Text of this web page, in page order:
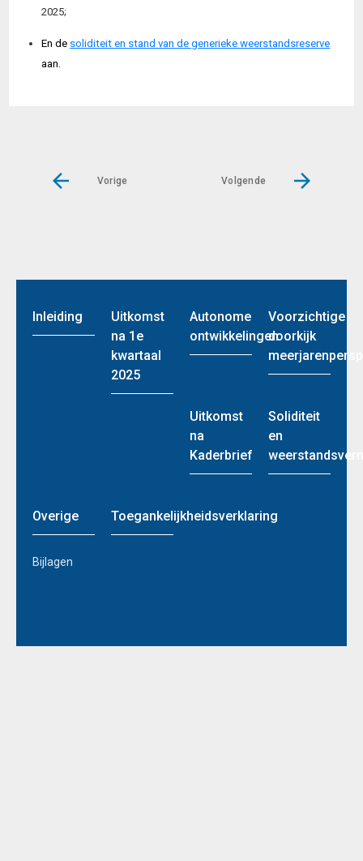
2025;
En de soliditeit en stand van degenerieke weerstandsreserve
aan.
Vorige Volgende
Inleiding
Uitkomst
na 1e
kwartaal
2025
Autonome
ontwikkelingen
Voorzichtige
doorkijk
Uitkomst
na
Kaderbrief
Soliditeit
en
Overige
Bijlagen
Toegankelijkheidsverklaring